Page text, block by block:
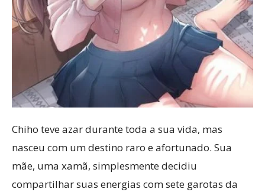
Chiho teve azar durante toda a sua vida, mas
nasceu com um destino raro e afortunado. Sua
mãe, uma xamã, simplesmente decidiu
compartilhar suas energias com sete garotas da